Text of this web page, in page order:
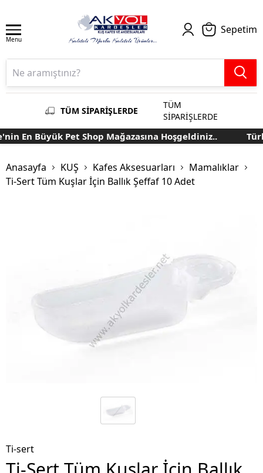
Menu
Sepetim
TÜM SİPARİŞLERDE
TÜM
SİPARİŞLERDE
En Büyük Pet Shop Mağazasına Hoşgeldiniz..
Anasayfa KUŞ Kafes Aksesuarları
Mamalıklar
Ti-Sert Tüm Kuşlar İçin Ballık Şeffaf 10 Adet
Ti-sert